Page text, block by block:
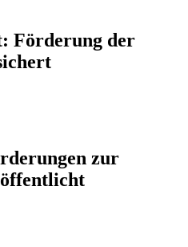
Förderung der
zur